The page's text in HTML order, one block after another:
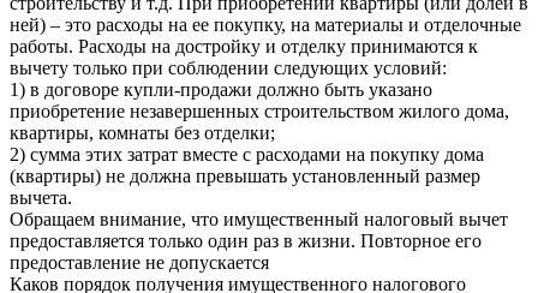
ней) – это расходы на ее покупку, на материалы и отделочные
работы. Расходы на достройку и отделку принимаются к
вычету только при соблюдении следующих условий:
1) в договоре купли-продажи должно быть указано
приобретение незавершенных строительством жилого дома,
квартиры, комнаты без отделки;
2) сумма этих затрат вместе с расходами на покупку дома
(квартиры) не должна превышать установленный размер
вычета.
Обращаем внимание, что имущественный налоговый вычет
предоставляется только один раз в жизни. Повторное его
предоставление не допускается
Каков порядок получения имущественного налогового